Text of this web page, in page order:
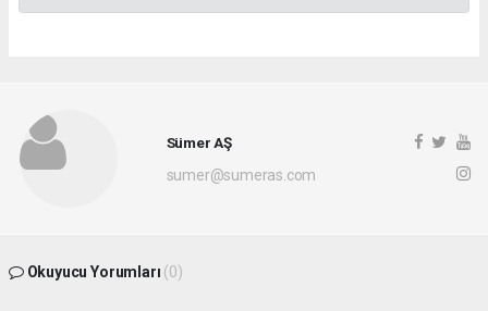
Sümer AŞ
sumer@sumeras.com
Okuyucu Yorumları (0)